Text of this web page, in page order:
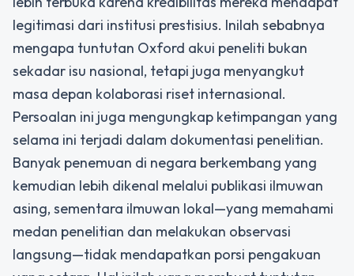
legitimasi dari institusi prestisius. Inilah sebabnya
mengapa tuntutan Oxford akui peneliti bukan
sekadar isu nasional, tetapi juga menyangkut
masa depan kolaborasi riset internasional.
Persoalan ini juga mengungkap ketimpangan yang
selama ini terjadi dalam dokumentasi penelitian.
Banyak penemuan di negara berkembang yang
kemudian lebih dikenal melalui publikasi ilmuwan
asing, sementara ilmuwan lokal—yang memahami
medan penelitian dan melakukan observasi
langsung—tidak mendapatkan porsi pengakuan